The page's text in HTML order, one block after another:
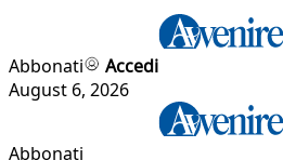
Abbonati
Accedi
August 6, 2026
Abbonati